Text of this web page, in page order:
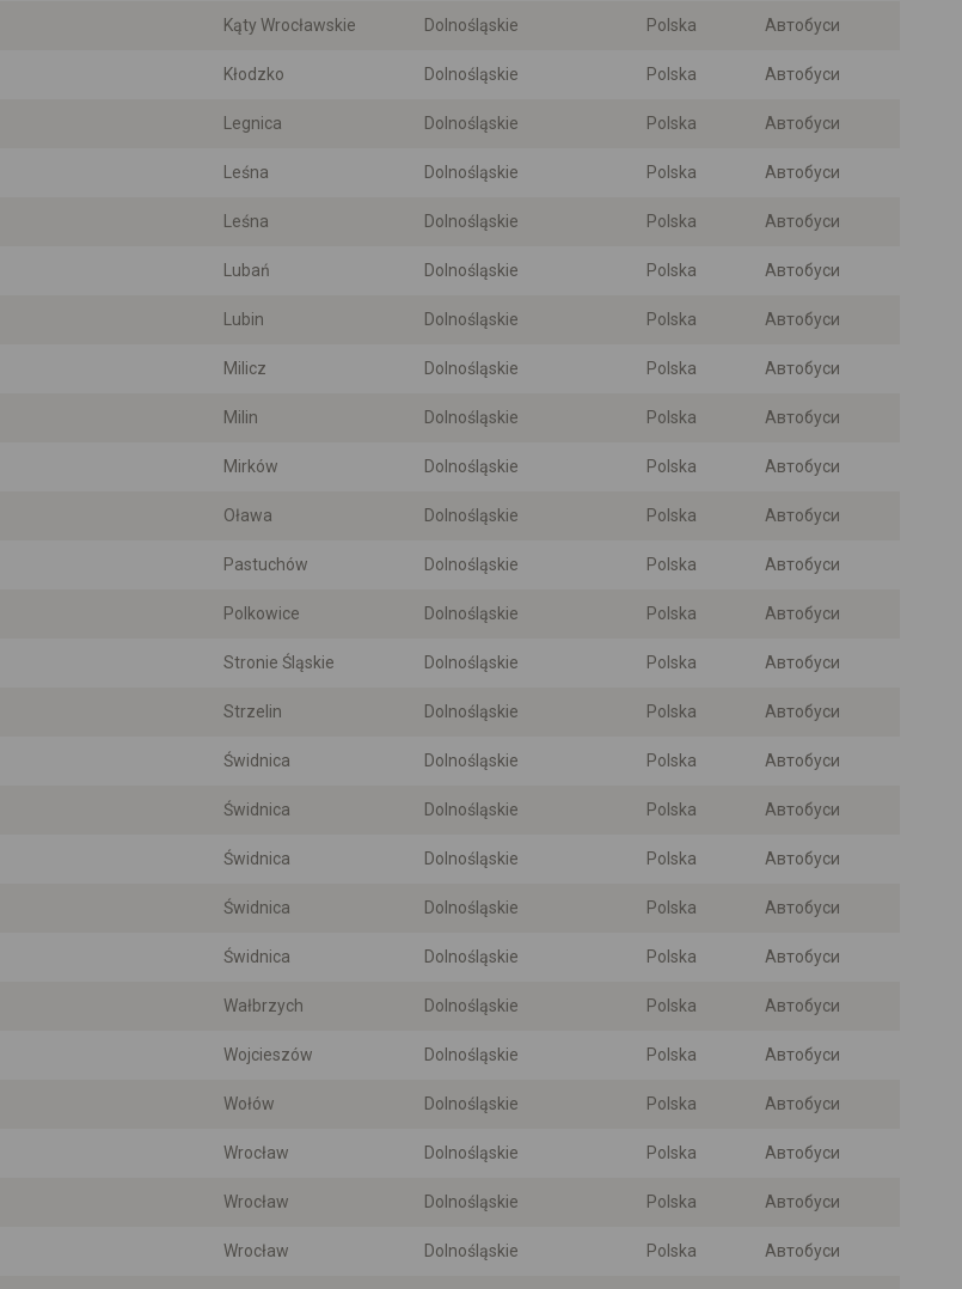
Kąty Wrocławskie Dolnośląskie Polska Автобуси
Kłodzko Dolnośląskie Polska Автобуси
Legnica Dolnośląskie Polska Автобуси
Leśna Dolnośląskie Polska Автобуси
Leśna Dolnośląskie Polska Автобуси
Lubań Dolnośląskie Polska Автобуси
Lubin Dolnośląskie Polska Автобуси
Milicz Dolnośląskie Polska Автобуси
Milin Dolnośląskie Polska Автобуси
Mirków Dolnośląskie Polska Автобуси
Oława Dolnośląskie Polska Автобуси
Pastuchów Dolnośląskie Polska Автобуси
Polkowice Dolnośląskie Polska Автобуси
Stronie Śląskie Dolnośląskie Polska Автобуси
Strzelin Dolnośląskie Polska Автобуси
Świdnica Dolnośląskie Polska Автобуси
Świdnica Dolnośląskie Polska Автобуси
Świdnica Dolnośląskie Polska Автобуси
Świdnica Dolnośląskie Polska Автобуси
Świdnica Dolnośląskie Polska Автобуси
Wałbrzych Dolnośląskie Polska Автобуси
Wojcieszów Dolnośląskie Polska Автобуси
Wołów Dolnośląskie Polska Автобуси
Wrocław Dolnośląskie Polska Автобуси
Wrocław Dolnośląskie Polska Автобуси
Wrocław Dolnośląskie Polska Автобуси